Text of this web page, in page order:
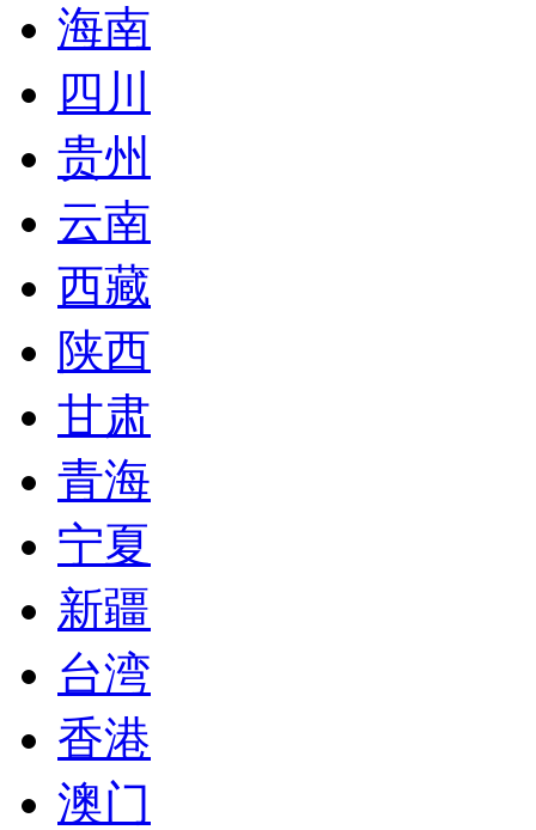
海南
四川
贵州
云南
西藏
陕西
甘肃
青海
宁夏
新疆
台湾
香港
澳门